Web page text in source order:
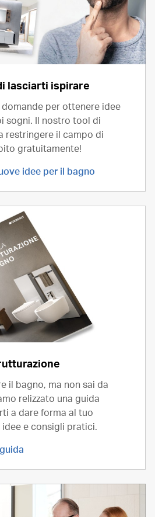
lasciarti ispirare
per ottenere idee
sogni. Il nostro tool di
restringere il campo di
gratuitamente!
idee per il bagno
il bagno, ma non sai da
relizzato una guida
a dare forma al tuo
e consigli pratici.